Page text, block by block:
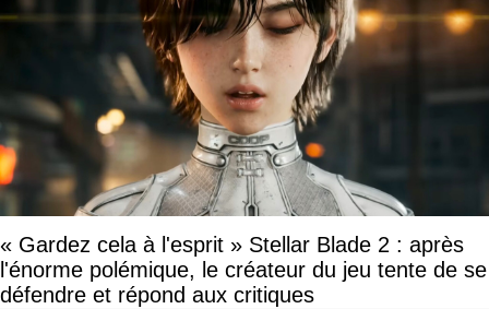
« Gardez cela à l'esprit » Stellar Blade 2 : après
l'énorme polémique, le créateur du jeu tente de se
défendre et répond aux critiques